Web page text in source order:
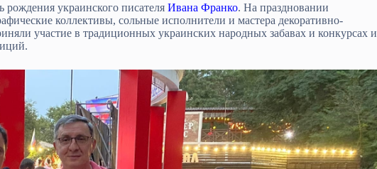
украинского писателя Ивана Франко. На праздновании
коллективы, сольные исполнители и мастера декоративно-
участие в традиционных украинских народных забавах и конкурсах и